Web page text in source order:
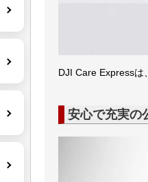
DJI Care Expressは
安心で充実の